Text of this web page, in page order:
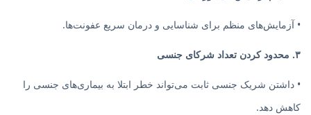
• آزمایش‌های منظم برای شناسایی و درمان سریع عفونت‌ها.
۳. محدود کردن تعداد شرکای جنسی
• داشتن شریک جنسی ثابت می‌تواند خطر ابتلا به بیماری‌های جنسی را
کاهش دهد.